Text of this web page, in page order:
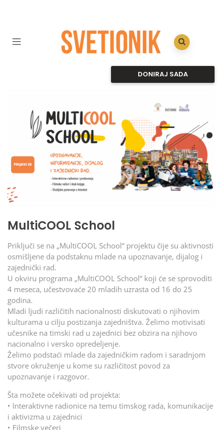
DONIRAJ SADA
MultiCOOL School
Priključi se na „MultiCOOL School“ projektu čije su aktivnosti
osmišljene da podstaknu mlade na upoznavanje, dijalog i
zajednički rad.
U okviru programa „MultiCOOL School“ koji će se sprovoditi
4 meseca, učestvovaće 20 mladih uzrasta od 16 do 25
godina.
Mladi ljudi različitih nacionalnosti diskutovati o njihovim
kulturama u cilju postizanja zajedništva. Želimo motivisati
učesnike na timski rad u zajednici bez obzira na njihovo
nacionalno i versko opredeljenje.
Želimo podstaći mlade da zajedničkim radom i saradnjom
stvore okruženje u kome su različitost povod za
upoznavanje i razgovor.
Šta možete očekivati od projekta:
• Interaktivne radionice na temu timskog rada, komunikacije
i aktivizma u zajednici
• Filmske večeri